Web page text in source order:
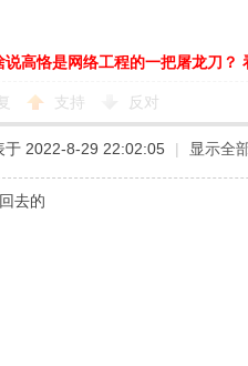
说高恪是网络工程的一把屠龙刀？
支持 反对
于 2022-8-29 22:02:05 | 显示全
去的